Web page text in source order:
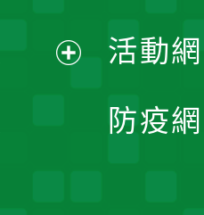
單
選
開
活動
防疫